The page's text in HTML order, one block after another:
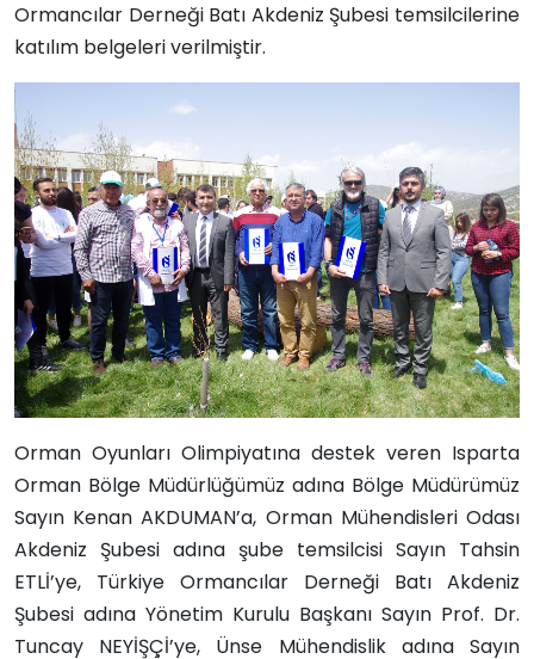
Ormancılar Derneği Batı Akdeniz Şubesi temsilcilerine
katılım belgeleri verilmiştir.
Orman Oyunları Olimpiyatına destek veren Isparta
Orman Bölge Müdürlüğümüz adına Bölge Müdürümüz
Sayın Kenan AKDUMAN’a, Orman Mühendisleri Odası
Akdeniz Şubesi adına şube temsilcisi Sayın Tahsin
ETLİ’ye, Türkiye Ormancılar Derneği Batı Akdeniz
Şubesi adına Yönetim Kurulu Başkanı Sayın Prof. Dr.
Tuncay NEYİŞÇİ’ye, Ünse Mühendislik adına Sayın